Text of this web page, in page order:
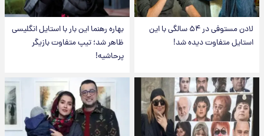
لادن مستوفی در ۵۴ سالگی با این
استایل متفاوت دیده شد!
بهاره رهنما این بار با استایل انگلیسی
ظاهر شد؛ تیپ متفاوت بازیگر
پرحاشیه!